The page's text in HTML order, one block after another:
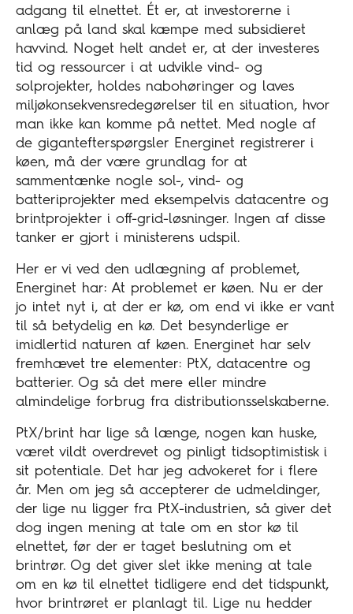
adgang til elnettet. Ét er, at investorerne i
anlæg på land skal kæmpe med subsidieret
havvind. Noget helt andet er, at der investeres
tid og ressourcer i at udvikle vind- og
solprojekter, holdes nabohøringer og laves
miljøkonsekvensredegørelser til en situation, hvor
man ikke kan komme på nettet. Med nogle af
de gigantefterspørgsler Energinet registrerer i
køen, må der være grundlag for at
sammentænke nogle sol-, vind- og
batteriprojekter med eksempelvis datacentre og
brintprojekter i off-grid-løsninger. Ingen af disse
tanker er gjort i ministerens udspil.
Her er vi ved den udlægning af problemet,
Energinet har: At problemet er køen. Nu er der
jo intet nyt i, at der er kø, om end vi ikke er vant
til så betydelig en kø. Det besynderlige er
imidlertid naturen af køen. Energinet har selv
fremhævet tre elementer: PtX, datacentre og
batterier. Og så det mere eller mindre
almindelige forbrug fra distributionsselskaberne.
PtX/brint har lige så længe, nogen kan huske,
været vildt overdrevet og pinligt tidsoptimistisk i
sit potentiale. Det har jeg advokeret for i flere
år. Men om jeg så accepterer de udmeldinger,
der lige nu ligger fra PtX-industrien, så giver det
dog ingen mening at tale om en stor kø til
elnettet, før der er taget beslutning om et
brintrør. Og det giver slet ikke mening at tale
om en kø til elnettet tidligere end det tidspunkt,
hvor brintrøret er planlagt til. Lige nu hedder